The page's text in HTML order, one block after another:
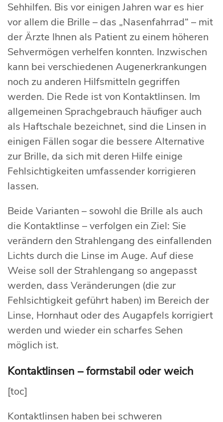
Sehhilfen. Bis vor einigen Jahren war es hier
vor allem die Brille – das „Nasenfahrrad“ – mit
der Ärzte Ihnen als Patient zu einem höheren
Sehvermögen verhelfen konnten. Inzwischen
kann bei verschiedenen Augenerkrankungen
noch zu anderen Hilfsmitteln gegriffen
werden. Die Rede ist von Kontaktlinsen. Im
allgemeinen Sprachgebrauch häufiger auch
als Haftschale bezeichnet, sind die Linsen in
einigen Fällen sogar die bessere Alternative
zur Brille, da sich mit deren Hilfe einige
Fehlsichtigkeiten umfassender korrigieren
lassen.
Beide Varianten – sowohl die Brille als auch
die Kontaktlinse – verfolgen ein Ziel: Sie
verändern den Strahlengang des einfallenden
Lichts durch die Linse im Auge. Auf diese
Weise soll der Strahlengang so angepasst
werden, dass Veränderungen (die zur
Fehlsichtigkeit geführt haben) im Bereich der
Linse, Hornhaut oder des Augapfels korrigiert
werden und wieder ein scharfes Sehen
möglich ist.
Kontaktlinsen – formstabil oder weich
[toc]
Kontaktlinsen haben bei schweren